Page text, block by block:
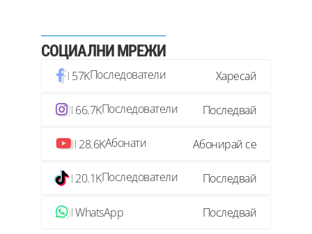
СОЦИАЛНИ МРЕЖИ
57KПоследователи Харесай
66.7KПоследователи Последвай
28.6KАбонати Абонирай се
20.1KПоследователи Последвай
WhatsApp Последвай